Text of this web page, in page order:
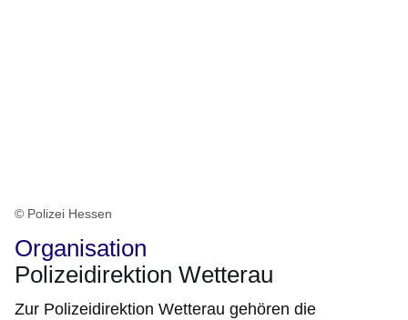
© Polizei Hessen
Organisation
Polizeidirektion Wetterau
Zur Polizeidirektion Wetterau gehören die